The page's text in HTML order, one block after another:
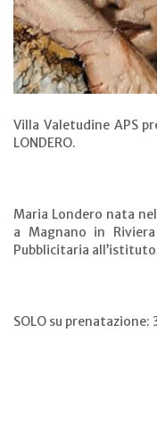
Villa Valetudine APS
LONDERO.
Maria Londero nata
a Magnano in
Pubblicitaria
SOLO su